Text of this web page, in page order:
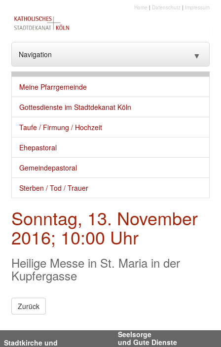
Home | Datenschutz | Impressum
Navigation ▼
??? NavText ???
??? NavText ???
Stadtkirche
Kirche vor Ort
Seelsorge und gute Dienste
Valentinstage
Impressum
Meine Pfarrgemeinde
Gottesdienste im Stadtdekanat Köln
Taufe / Firmung / Hochzeit
Ehepastoral
Gemeindepastoral
Sterben / Tod / Trauer
Sonntag, 13. November
2016; 10:00 Uhr
Heilige Messe in St. Maria in der
Kupfergasse
Zurück
Stadtkirche und
Seelsorge
und Gute Dienste